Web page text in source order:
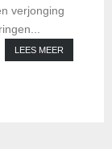
verjonging
LEES MEER